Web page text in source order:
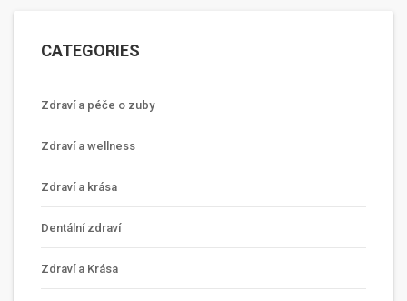
CATEGORIES
Zdraví a péče o zuby
Zdraví a wellness
Zdraví a krása
Dentální zdraví
Zdraví a Krása